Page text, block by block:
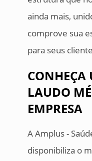
ainda mais,
comprove sua
para seus
CONHEÇA
LAUDO
EMPRESA
A Amplus -
disponibiliza o